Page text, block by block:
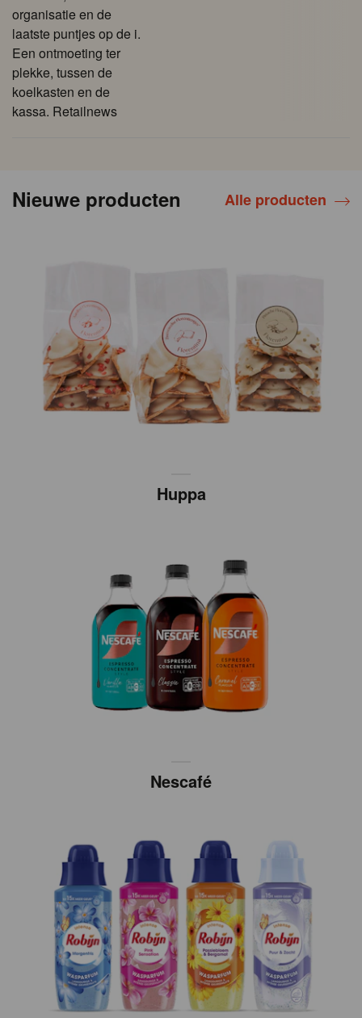
organisatie en de
laatste puntjes op de i.
Een ontmoeting ter
plekke, tussen de
koelkasten en de
kassa. Retailnews
Nieuwe producten Alle producten
Huppa
Nescafé